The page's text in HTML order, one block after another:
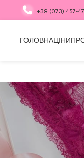
+38 (073) 457-
ГОЛОВНАЦІНИ